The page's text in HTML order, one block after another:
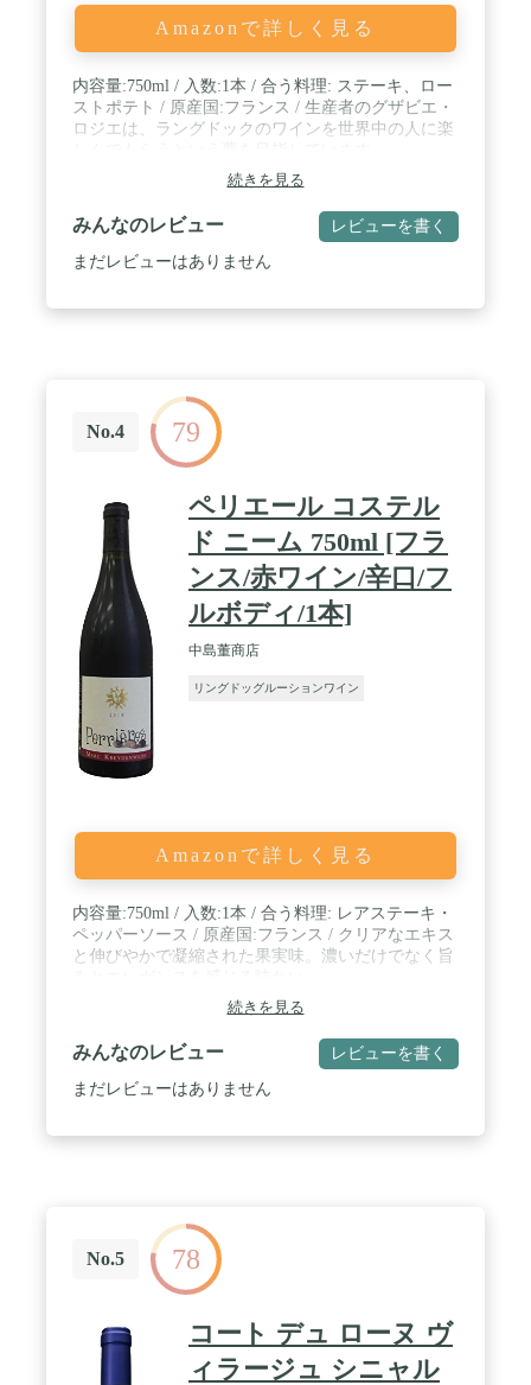
Amazonで詳しく見る
内容量:750ml / 入数:1本 / 合う料理: ステーキ、ロー
ストポテト / 原産国:フランス / 生産者のグザビエ・
ロジエは、ラングドックのワインを世界中の人に楽
続きを見る
みんなのレビュー レビューを書く
まだレビューはありません
No.4 79
ペリエール コステル
ド ニーム 750ml [フラ
ンス/赤ワイン/辛口/フ
ルボディ/1本]
中島董商店
リングドッグルーションワイン
Amazonで詳しく見る
内容量:750ml / 入数:1本 / 合う料理: レアステーキ・
ペッパーソース / 原産国:フランス / クリアなエキス
と伸びやかで凝縮された果実味。濃いだけでなく旨
続きを見る
みんなのレビュー レビューを書く
まだレビューはありません
No.5 78
コート デュ ローヌ ヴ
ィラージュ シニャル